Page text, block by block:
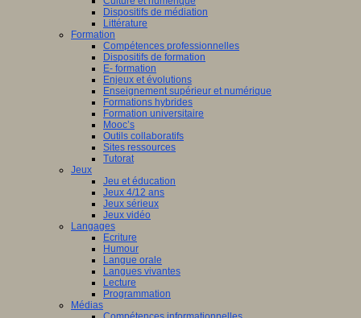
Dispositifs de médiation
Littérature
Formation
Compétences professionnelles
Dispositifs de formation
E- formation
Enjeux et évolutions
Enseignement supérieur et numérique
Formations hybrides
Formation universitaire
Mooc’s
Outils collaboratifs
Sites ressources
Tutorat
Jeux
Jeu et éducation
Jeux 4/12 ans
Jeux sérieux
Jeux vidéo
Langages
Ecriture
Humour
Langue orale
Langues vivantes
Lecture
Programmation
Médias